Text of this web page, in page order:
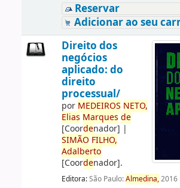
Reservar
Adicionar ao seu
Direito dos
negócios
aplicado: do
direito
processual/
por MEDEIROS NETO,
Elias Marques de
[Coordenador] |
SIMÃO FILHO,
Adalberto
[Coordenador].
Editora:São Paulo:Almedina,2016